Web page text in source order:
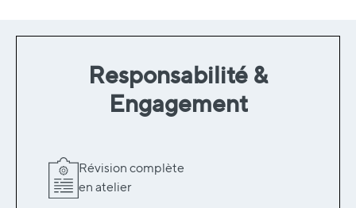
Responsabilité &
Engagement
Révision complète
en atelier